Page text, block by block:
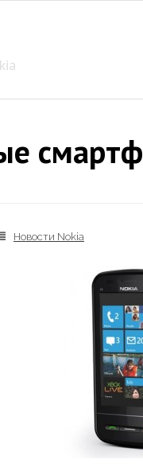
Новости Nokia